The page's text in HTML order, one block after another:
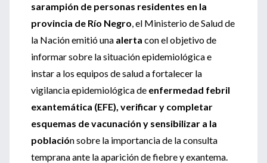
sarampión de personas residentes en la
provincia de Río Negro, el Ministerio de Salud de
la Nación emitió una alerta con el objetivo de
informar sobre la situación epidemiológica e
instar a los equipos de salud a fortalecer la
vigilancia epidemiológica de enfermedad febril
exantemática (EFE), verificar y completar
esquemas de vacunación y sensibilizar a la
población sobre la importancia de la consulta
temprana ante la aparición de fiebre y exantema.